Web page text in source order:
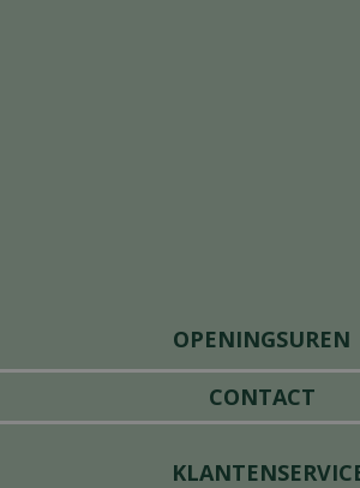
OPENINGSUREN
CONTACT